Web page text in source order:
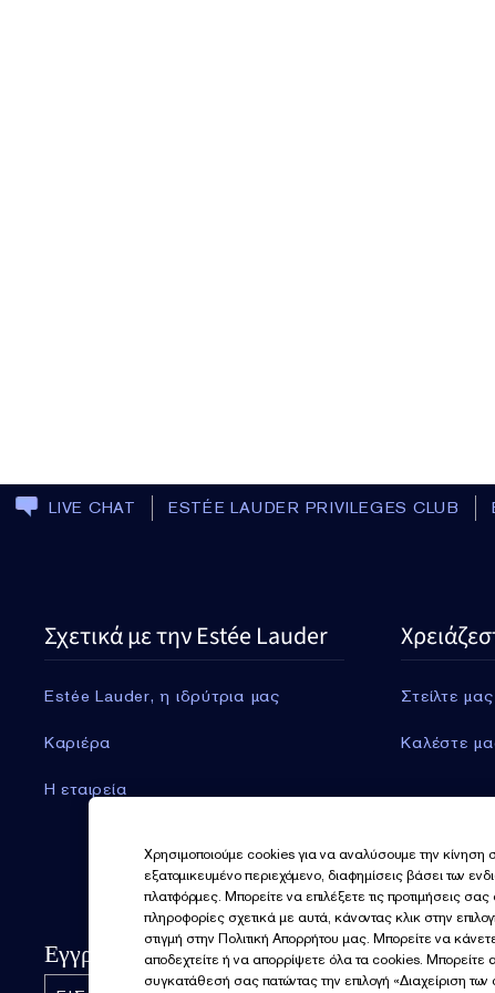
LIVE CHAT ESTÉE LAUDER PRIVILEGES CLUB
Σχετικά με την Estée Lauder
Estée Lauder, η ιδρύτρια μας
Καριέρα
Η εταιρεία
Στείλτε
Καλέστε
Εγγραφείτε για νέα
Χρησιμοποιούμε cookies για να αναλύσουμε την κίνηση
εξατομικευμένο περιεχόμενο, διαφημίσεις βάσει των
πλατφόρμες. Μπορείτε να επιλέξετε τις προτιμήσεις
πληροφορίες σχετικά με αυτά, κάνοντας κλικ στην
στιγμή στην Πολιτική Απορρήτου μας. Μπορείτε να
αποδεχτείτε ή να απορρίψετε όλα τα cookies.
συγκατάθεσή σας πατώντας την επιλογή «Διαχείριση